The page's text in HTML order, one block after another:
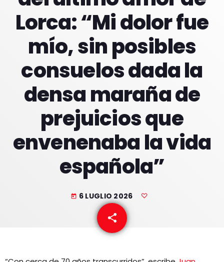
HOME
PROGRAMACION
NUESTRAS FRECUENCIAS
EQUIPO
NOTICIAS
CONTACTO
Lorca: “Mi dolor fue
mío, sin posibles
consuelos dada la
densa maraña de
prejuicios que
envenenaba la vida
española”
today 6 LUGLIO 2026
share
email